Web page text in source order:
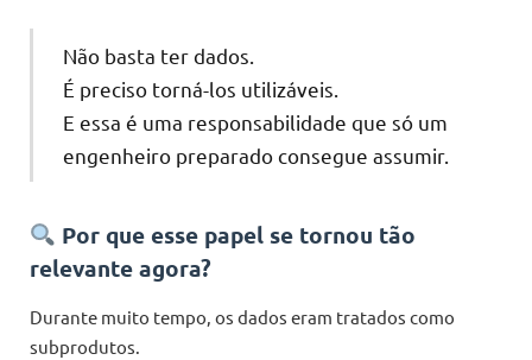
Não basta ter dados.
É preciso torná-los utilizáveis.
E essa é uma responsabilidade que só um
engenheiro preparado consegue assumir.
Por que esse papel se tornou tão
relevante agora?
Durante muito tempo, os dados eram tratados como
subprodutos.